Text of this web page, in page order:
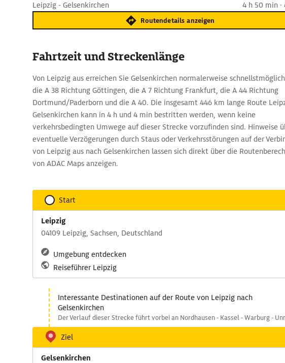
Leipzig - Gelsenkirchen 4 h 50 min ·
Routendetails anzeigen
Fahrtzeit und Streckenlänge
Von Leipzig aus erreichen Sie Gelsenkirchen normalerweise
die A 38 Richtung Göttingen, die A 7 Richtung Frankfurt, die A 44 Richtung
Dortmund/Paderborn und die A 40. Die insgesamt 446 km lange Route
Gelsenkirchen kann in 4 h und 4 min bestritten werden, wenn keine
verkehrsbedingten Umwege auf dieser Strecke vorzufinden sind. Hinweise
eventuelle Verzögerungen durch Staus oder Verkehrsstörungen auf der
von Leipzig aus nach Gelsenkirchen lassen sich direkt über die
von ADAC Maps anzeigen.
Start
Leipzig
04109 Leipzig, Sachsen, Deutschland
Umgebung entdecken
Reiseführer Leipzig
Interessante Destinationen auf der Route von Leipzig nach
Gelsenkirchen
Der Verlauf dieser Strecke führt vorbei an Nordhausen - Kassel - Warburg -
Ziel
Gelsenkirchen